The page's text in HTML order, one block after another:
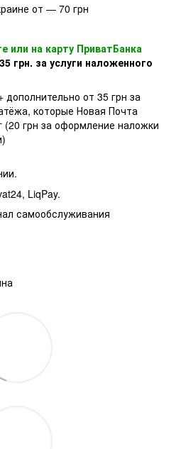
от — 70 грн
или на карту ПриватБанка
грн. за услуги наложенного
дополнительно от 35 грн за
которые Новая Почта
(20 грн за оформление наложки
LiqPay.
самообслуживания